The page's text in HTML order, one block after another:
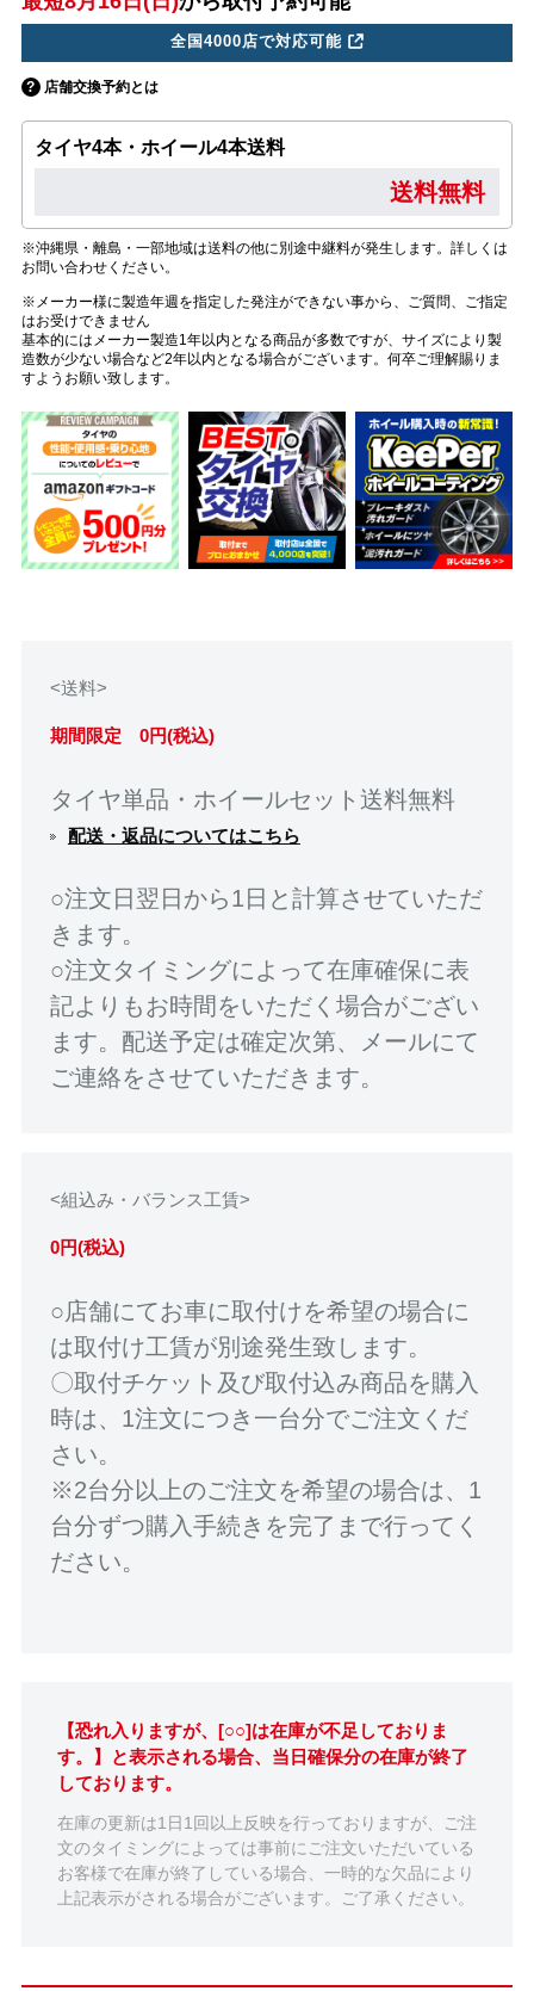
全国4000店で対応可能
店舗交換予約とは
タイヤ4本・ホイール4本送料
送料無料
※沖縄県・離島・一部地域は送料の他に別途中継料が発生します。詳しくは
お問い合わせください。
※メーカー様に製造年週を指定した発注ができない事から、ご質問、ご指定
はお受けできません
基本的にはメーカー製造1年以内となる商品が多数ですが、サイズにより製
造数が少ない場合など2年以内となる場合がございます。何卒ご理解賜りま
すようお願い致します。
<送料>
期間限定 0円(税込)
タイヤ単品・ホイールセット送料無料
配送・返品についてはこちら
○注文日翌日から1日と計算させていただ
きます。
○注文タイミングによって在庫確保に表
記よりもお時間をいただく場合がござい
ます。配送予定は確定次第、メールにて
ご連絡をさせていただきます。
<組込み・バランス工賃>
0円(税込)
○店舗にてお車に取付けを希望の場合に
は取付け工賃が別途発生致します。
〇取付チケット及び取付込み商品を購入
時は、1注文につき一台分でご注文くだ
さい。
※2台分以上のご注文を希望の場合は、1
台分ずつ購入手続きを完了まで行ってく
ださい。
【恐れ入りますが、[○○]は在庫が不足しておりま
す。】と表示される場合、当日確保分の在庫が終了
しております。
在庫の更新は1日1回以上反映を行っておりますが、ご注
文のタイミングによっては事前にご注文いただいている
お客様で在庫が終了している場合、一時的な欠品により
上記表示がされる場合がございます。ご了承ください。